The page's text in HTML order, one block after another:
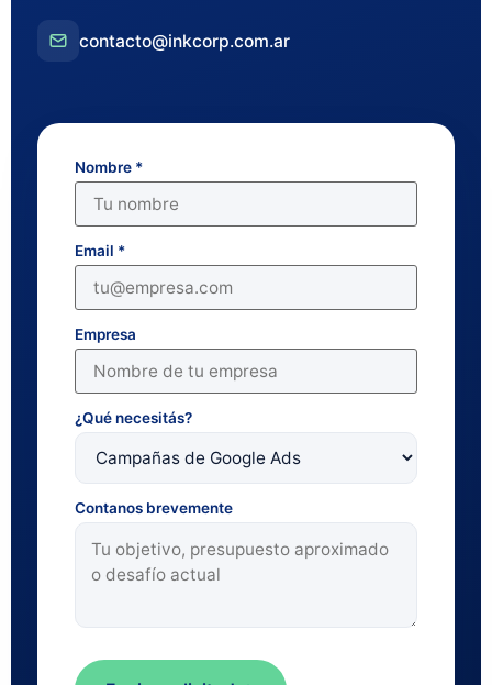
contacto@inkcorp.com.ar
Nombre *
Email *
Empresa
¿Qué necesitás?
Contanos brevemente